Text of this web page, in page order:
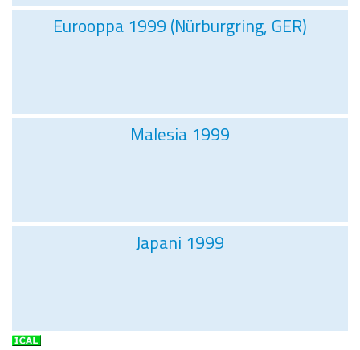
Eurooppa 1999 (Nürburgring, GER)
Malesia 1999
Japani 1999